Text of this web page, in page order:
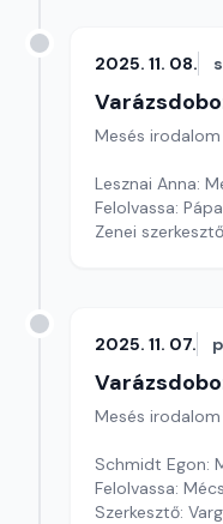
2025. 11. 08.
Mesés irodalom
Lesznai Anna:
Felolvassa:
Zenei
2025. 11. 07.
Mesés irodalom
Schmidt Egon:
Felolvassa:
Szerkesztő: